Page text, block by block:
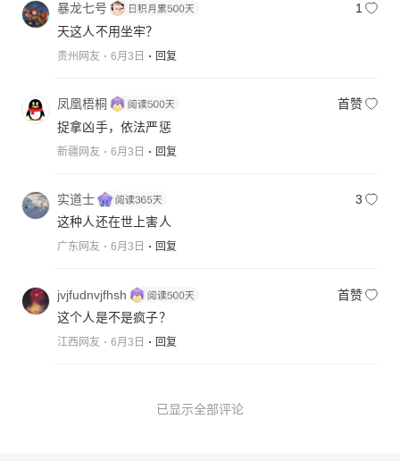
暴龙七号
1
天这人不用坐牢？
贵州网友 6月3日 回复
凤凰梧桐
首赞
捉拿凶手，依法严惩
新疆网友 6月3日 回复
实道士
3
这种人还在世上害人
广东网友 6月3日 回复
jvjfudnvjfhsh
首赞
这个人是不是疯子？
江西网友 6月3日 回复
已显示全部评论